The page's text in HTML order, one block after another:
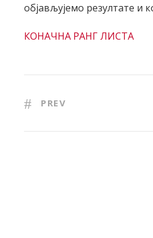
објављујемо резултате и
КОНАЧНА РАНГ ЛИСТА
PREV